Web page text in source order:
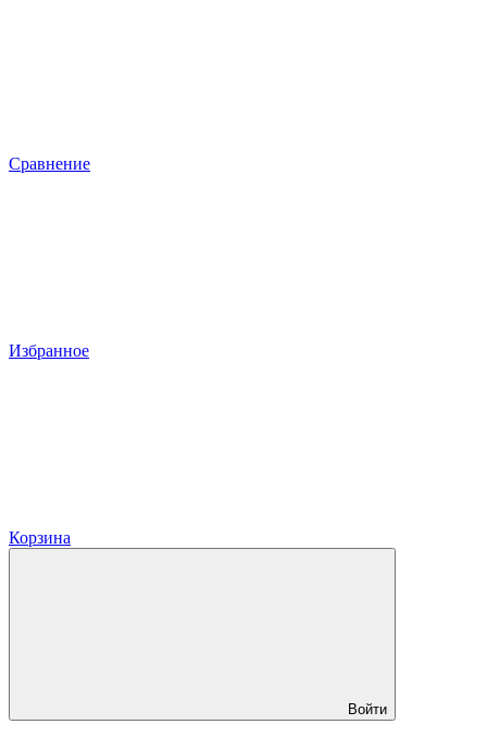
Сравнение
Избранное
Корзина
Войти